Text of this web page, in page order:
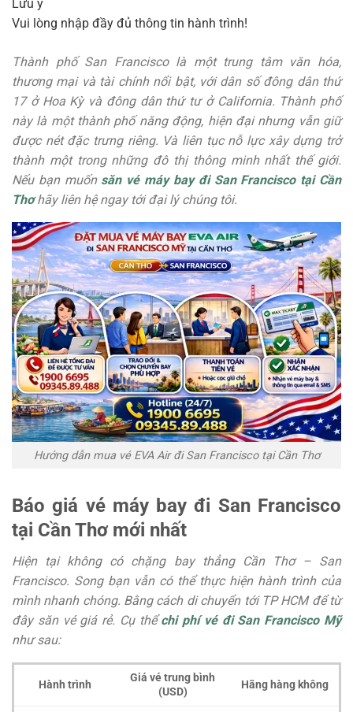
Lưu ý
Vui lòng nhập đầy đủ thông tin hành trình!
Thành phố San Francisco là một trung tâm văn hóa,
thương mại và tài chính nổi bật, với dân số đông dân thứ
17 ở Hoa Kỳ và đông dân thứ tư ở California. Thành phố
này là một thành phố năng động, hiện đại nhưng vẫn giữ
được nét đặc trưng riêng. Và liên tục nỗ lực xây dựng trở
thành một trong những đô thị thông minh nhất thế giới.
Nếu bạn muốn săn vé máy bay đi San Francisco tại Cần
Thơhãy liên hệ ngay tới đại lý chúng tôi.
Hướng dẫn mua vé EVA Air đi San Francisco tại Cần Thơ
Báo giá vé máy bay đi San Francisco
tại Cần Thơ mới nhất
Hiện tại không có chặng bay thẳng Cần Thơ – San
Francisco. Song bạn vẫn có thể thực hiện hành trình của
mình nhanh chóng. Bằng cách di chuyển tới TP HCM để từ
đây săn vé giá rẻ. Cụ thểchi phí vé đi San Francisco Mỹ
như sau:
Hành trình
Giá vé trung bình
(USD)
Hãng hàng không